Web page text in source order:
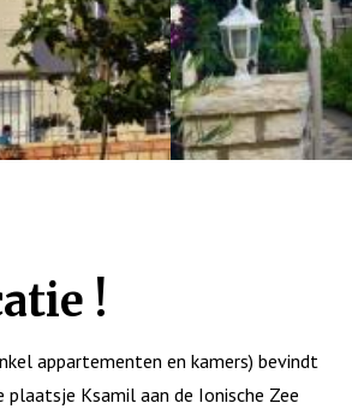
!
appartementen en kamers) bevindt
plaatsje Ksamil aan de Ionische Zee